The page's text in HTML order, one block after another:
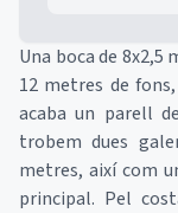
Una boca de 8x2,5
12 metres de
acaba un parell
trobem dues
metres, així com
principal. Pel